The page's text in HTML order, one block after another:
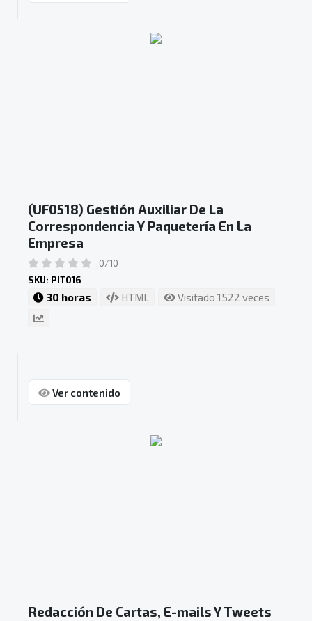
(UF0518) Gestión Auxiliar De La
Correspondencia Y Paquetería En La
Empresa
0/10
SKU: PIT016
30 horas HTML Visitado 1522 veces
Ver contenido
Redacción De Cartas, E-mails Y Tweets